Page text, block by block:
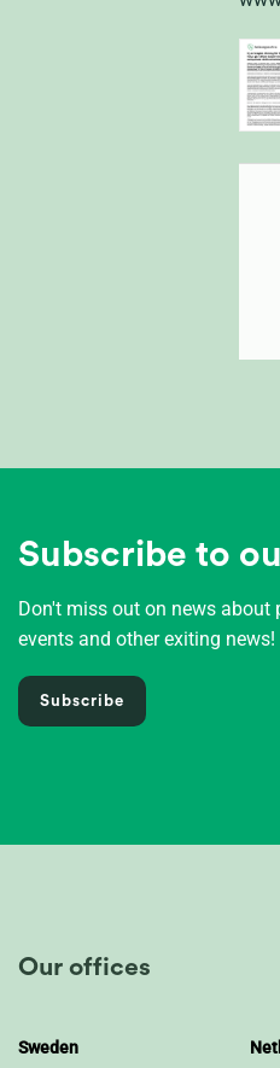
Subscribe to
Don't miss out on news about
events and other exiting news!
Subscribe
Our offices
Sweden